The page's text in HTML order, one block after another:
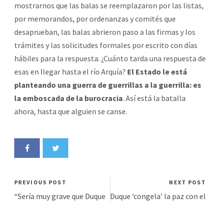
mostrarnos que las balas se reemplazaron por las listas,
por memorandos, por ordenanzas y comités que
desaprueban, las balas abrieron paso a las firmas y los
trámites y las solicitudes formales por escrito con días
hábiles para la respuesta. ¿Cuánto tarda una respuesta de
esas en llegar hasta el río Arquía? El Estado le está
planteando una guerra de guerrillas a la guerrilla: es
la emboscada de la burocracia. Así está la batalla
ahora, hasta que alguien se canse.
PREVIOUS POST
“Sería muy grave que Duque
NEXT POST
Duque ‘congela’ la paz con el